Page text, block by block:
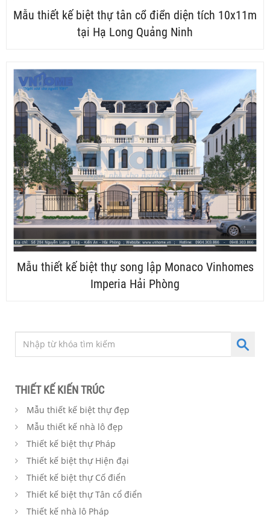
Mẫu thiết kế biệt thự tân cổ điển diện tích 10x11m
tại Hạ Long Quảng Ninh
Mẫu thiết kế biệt thự song lập Monaco Vinhomes
Imperia Hải Phòng
THIẾT KẾ KIẾN TRÚC
Mẫu thiết kế biệt thự đẹp
Mẫu thiết kế nhà lô đẹp
Thiết kế biệt thự Pháp
Thiết kế biệt thự Hiện đại
Thiết kế biệt thự Cố điển
Thiết kế biệt thự Tân cổ điển
Thiết kế nhà lô Pháp